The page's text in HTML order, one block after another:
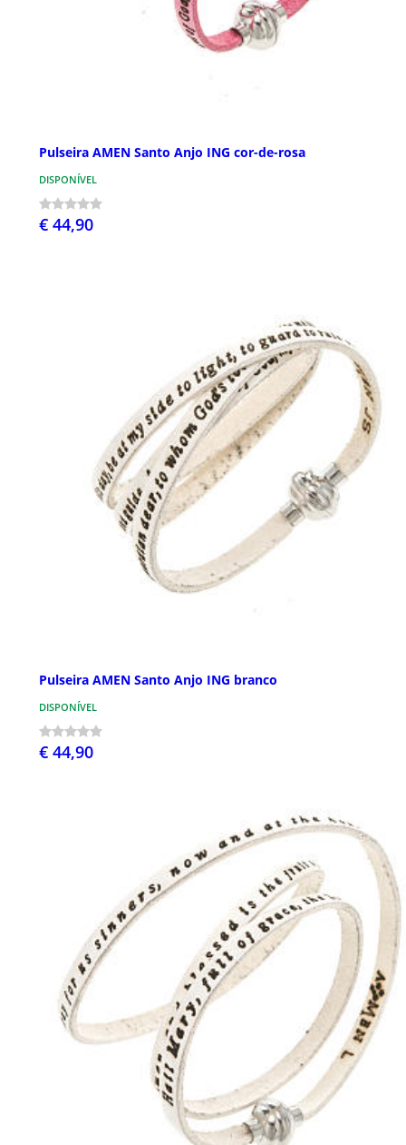
Pulseira AMEN Santo Anjo ING cor-de-rosa
DISPONÍVEL
€ 44,90
Pulseira AMEN Santo Anjo ING branco
DISPONÍVEL
€ 44,90